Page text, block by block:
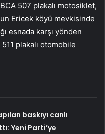
507 plakalı motosiklet,
Ericek köyü mevkisinde
esnada karşı yönden
plakalı otomobile
baskıyı canlı
Yeni Parti’ye